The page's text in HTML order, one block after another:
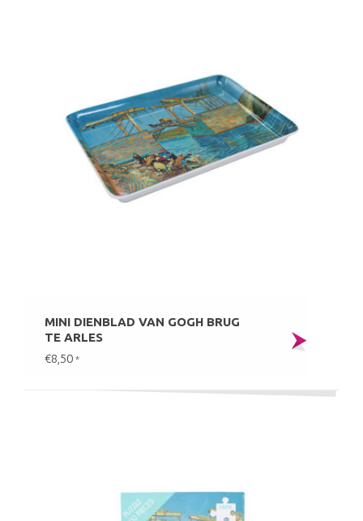
MINI DIENBLAD VAN GOGH BRUG
TE ARLES
€8,50 *